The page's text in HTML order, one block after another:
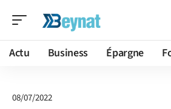
Actu Business Épargne
08/07/2022